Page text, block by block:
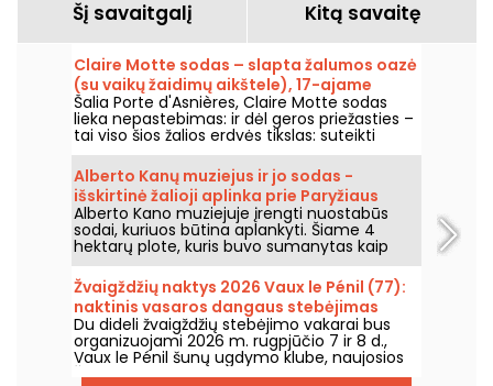
Šį savaitgalį Kitą savaitę
Claire Motte sodas – slapta žalumos oazė
(su vaikų žaidimų aikštele), 17-ajame
Paryžiaus rajone.
Šalia Porte d'Asnières, Claire Motte sodas
lieka nepastebimas: ir dėl geros priežasties –
tai viso šios žalios erdvės tikslas: suteikti
vietą, kur atgauti jėgas, ramiai.
Alberto Kanų muziejus ir jo sodas -
išskirtinė žalioji aplinka prie Paryžiaus
vartų
Alberto Kano muziejuje įrengti nuostabūs
sodai, kuriuos būtina aplankyti. Šiame 4
hektarų plote, kuris buvo sumanytas kaip
vaizdingas sodas, yra nuostabus japoniškas
sodas ir kaimas, angliškas sodas,
prancūziškas sodas, miškai ir pievos. Tai tikra
permaina.
Žvaigždžių naktys 2026 Vaux le Pénil (77):
naktinis vasaros dangaus stebėjimas
Du dideli žvaigždžių stebėjimo vakarai bus
organizuojami 2026 m. rugpjūčio 7 ir 8 d.,
Vaux le Pénil šunų ugdymo klube, naujosios
Žvaigždžių naktų edicijos proga.